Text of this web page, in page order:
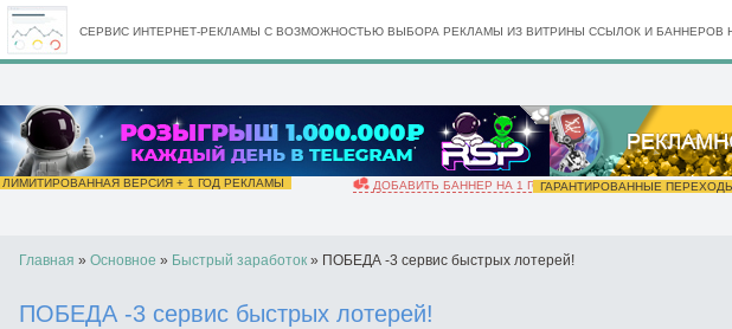
СЕРВИС ИНТЕРНЕТ-РЕКЛАМЫ С ВОЗМОЖНОСТЬЮ ВЫБОРА РЕКЛАМЫ ИЗ ВИТРИНЫ ССЫЛОК И БАННЕРОВ
ЛИМИТИРОВАННАЯ ВЕРСИЯ + 1 ГОД РЕКЛАМЫ ДОБАВИТЬ БАННЕР НА 1 ГОДГАРАНТИРОВАННЫЕ
Главная » Основное » Быстрый заработок » ПОБЕДА -3 сервис быстрых лотерей!
ПОБЕДА -3 сервис быстрых лотерей!